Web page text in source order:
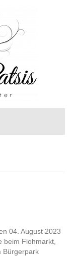
04. August 2023
beim Flohmarkt,
Bürgerpark